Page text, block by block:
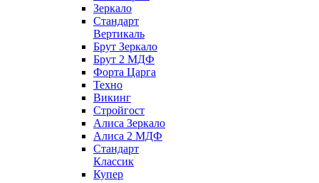
Зеркало
Стандарт
Вертикаль
Брут Зеркало
Брут 2 МДФ
Форта Царга
Техно
Викинг
Стройгост
Алиса Зеркало
Алиса 2 МДФ
Стандарт
Классик
Купер